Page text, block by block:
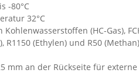
-80°C
32°C
(HC-Gas),
R1150 (Ethylen) und R50 (Methan)
mm an der Rückseite für externe